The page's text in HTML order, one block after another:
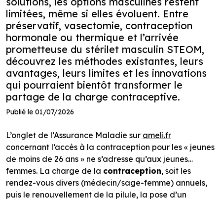
limitées, même si elles évoluent. Entre
préservatif, vasectomie, contraception
hormonale ou thermique et l’arrivée
prometteuse du stérilet masculin STEOM,
découvrez les méthodes existantes, leurs
avantages, leurs limites et les innovations
qui pourraient bientôt transformer le
partage de la charge contraceptive.
Publié le 01/07/2026
L’onglet de l’Assurance Maladie sur ameli.fr
concernant l’accès à la contraception pour les « jeunes
de moins de 26 ans » ne s’adresse qu’aux jeunes…
femmes. La charge de la contraception, soit les
rendez-vous divers (médecin/sage-femme) annuels,
puis le renouvellement de la pilule, la pose d’un